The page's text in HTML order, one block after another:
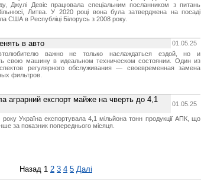
Джулі Девіс працювала спеціальним посланником з питань
Литва. У 2020 році вона була затверджена на посаді
США в Республіці Білорусь з 2008 року.
в авто
01.05.25
важно не только наслаждаться ездой, но и
свою машину в идеальном техническом состоянии. Один из
регулярного обслуживания — своевременная замена
фильтров.
аграрний експорт майже на чверть до 4,1
01.05.25
року Україна експортувала 4,1 мільйона тонн продукції АПК, що
за показник попереднього місяця.
Назад 1 2 3 4 5 Далі